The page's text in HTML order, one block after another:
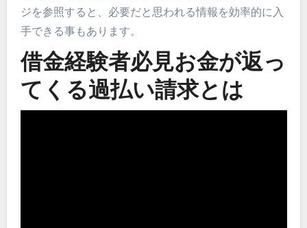
ジを参照すると、必要だと思われる情報を効率的に入
手できる事もあります。
借金経験者必見お金が返っ
てくる過払い請求とは